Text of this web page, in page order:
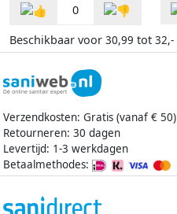
0
Beschikbaar voor 30,99 tot 32,-
Verzendkosten: Gratis (vanaf € 50)
Retourneren: 30 dagen
Levertijd: 1-3 werkdagen
Betaalmethodes: